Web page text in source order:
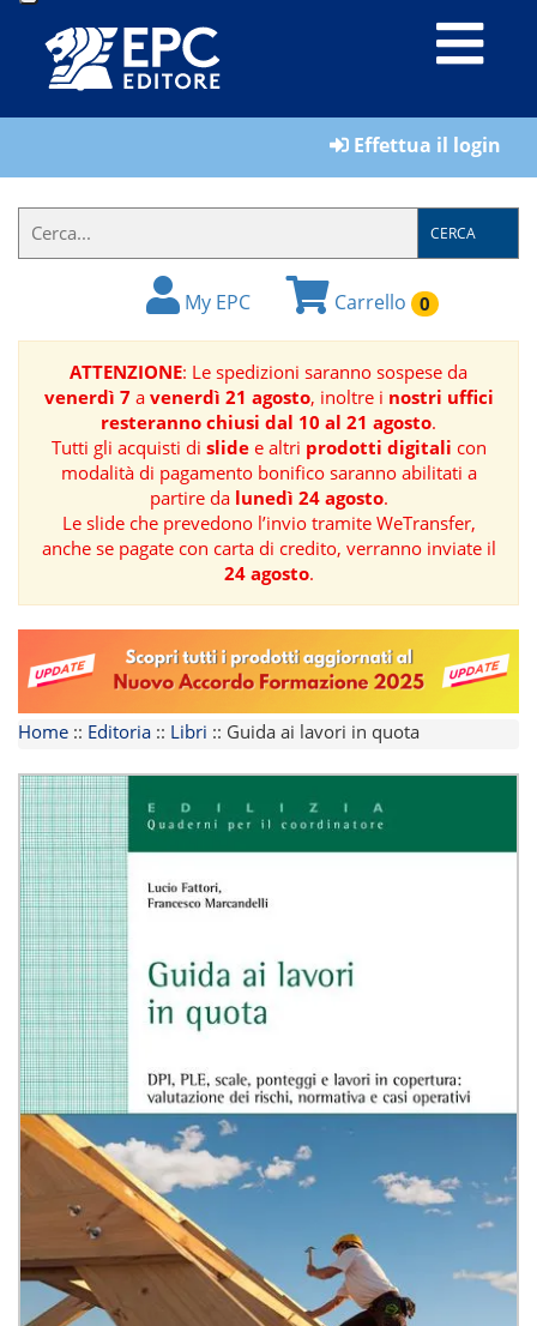
LIBRI
IL
FORMATORE
BOOK
RIVISTE
MANUALISTICA
SOFTWARE
TEMATICHE
Effettua il login
CERCA
My EPC Carrello 0
ATTENZIONE: Le spedizioni saranno sospese da
venerdì 7a venerdì 21 agosto, inoltre i nostri uffici
resteranno chiusi dal 10 al 21 agosto.
Tutti gli acquisti di slidee altri prodotti digitali con
modalità di pagamento bonifico saranno abilitati a
partire da lunedì 24 agosto.
Le slide che prevedono l’invio tramite WeTransfer,
anche se pagate con carta di credito, verranno inviate il
24 agosto.
Home :: Editoria :: Libri :: Guida ai lavori in quota